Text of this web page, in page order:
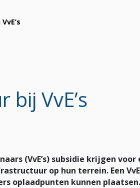
VvE’s
(VvE’s) subsidie krijgen voor
op hun terrein. Een
oplaadpunten kunnen plaatsen.